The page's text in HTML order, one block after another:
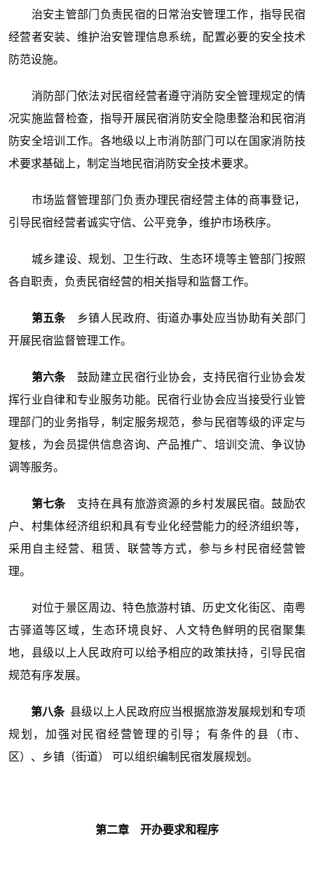
治安主管部门负责民宿的日常治安管理工作，指导民宿
经营者安装、维护治安管理信息系统，配置必要的安全技术
防范设施。
消防部门依法对民宿经营者遵守消防安全管理规定的情
况实施监督检查，指导开展民宿消防安全隐患整治和民宿消
防安全培训工作。各地级以上市消防部门可以在国家消防技
术要求基础上，制定当地民宿消防安全技术要求。
市场监督管理部门负责办理民宿经营主体的商事登记，
引导民宿经营者诚实守信、公平竞争，维护市场秩序。
城乡建设、规划、卫生行政、生态环境等主管部门按照
各自职责，负责民宿经营的相关指导和监督工作。
第五条乡镇人民政府、街道办事处应当协助有关部门
开展民宿监督管理工作。
第六条鼓励建立民宿行业协会，支持民宿行业协会发
挥行业自律和专业服务功能。民宿行业协会应当接受行业管
理部门的业务指导，制定服务规范，参与民宿等级的评定与
复核，为会员提供信息咨询、产品推广、培训交流、争议协
调等服务。
第七条 支持在具有旅游资源的乡村发展民宿。鼓励农
户、村集体经济组织和具有专业化经营能力的经济组织等，
采用自主经营、租赁、联营等方式，参与乡村民宿经营管
理。
对位于景区周边、特色旅游村镇、历史文化街区、南粤
古驿道等区域，生态环境良好、人文特色鲜明的民宿聚集
地，县级以上人民政府可以给予相应的政策扶持，引导民宿
规范有序发展。
第八条县级以上人民政府应当根据旅游发展规划和专项
规划，加强对民宿经营管理的引导；有条件的县（市、
区）、乡镇（街道） 可以组织编制民宿发展规划。
第二章 开办要求和程序